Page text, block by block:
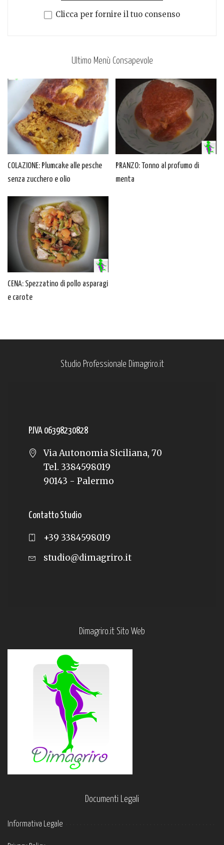
Clicca per fornire il tuo consenso
Ultimo Menù Consapevole
COLAZIONE: Plumcake alle pesche
senza zucchero e olio
PRANZO: Tonno al profumo di
menta
CENA: Spezzatino di pollo asparagi
e carote
Studio Professionale Dimagriro.it
P.IVA 06398230828
Via Autonomia Siciliana, 70
Tel. 3384598019
90143 - Palermo
Contatto Studio
+39 3384598019
studio@dimagriro.it
Dimagriro.it Sito Web
Documenti Legali
Informativa Legale